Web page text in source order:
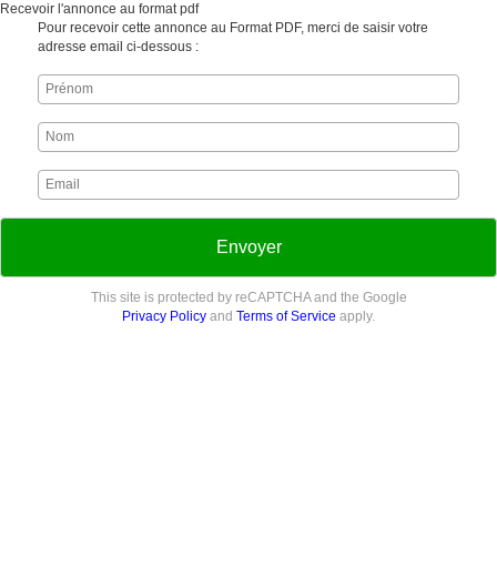
Recevoir l'annonce au format pdf
Pour recevoir cette annonce au Format PDF, merci de saisir votre
adresse email ci-dessous :
Envoyer
This site is protected by reCAPTCHA and the Google
Privacy Policy and Terms of Service apply.